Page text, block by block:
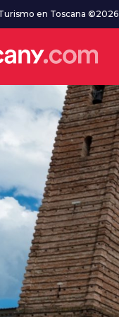
en Toscana ©2026